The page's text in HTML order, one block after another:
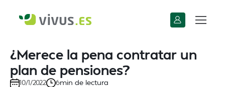
¿Merece la pena contratar un
plan de pensiones?
10/1/2022 6min de lectura